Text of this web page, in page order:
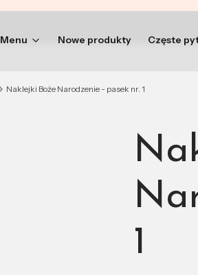
Menu Nowe produkty Częste
Naklejki Boże Narodzenie - pasek nr. 1
1